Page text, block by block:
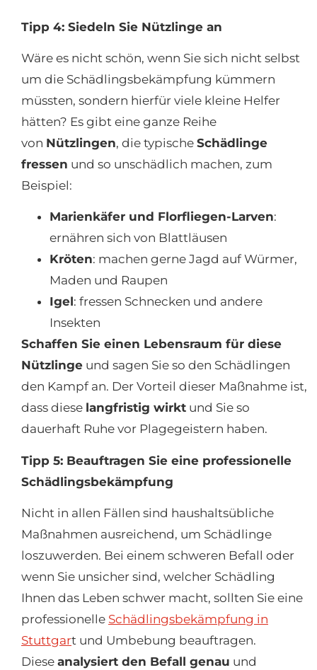
Tipp 4: Siedeln Sie Nützlinge an
Wäre es nicht schön, wenn Sie sich nicht selbst
um die Schädlingsbekämpfung kümmern
müssten, sondern hierfür viele kleine Helfer
hätten? Es gibt eine ganze Reihe
von Nützlingen, die typische Schädlinge
fressen und so unschädlich machen, zum
Beispiel:
Marienkäfer und Florfliegen-Larven:
ernähren sich von Blattläusen
Kröten: machen gerne Jagd auf Würmer,
Maden und Raupen
Igel: fressen Schnecken und andere
Insekten
Schaffen Sie einen Lebensraum für diese
Nützlinge und sagen Sie so den Schädlingen
den Kampf an. Der Vorteil dieser Maßnahme ist,
dass diese langfristig wirkt und Sie so
dauerhaft Ruhe vor Plagegeistern haben.
Tipp 5: Beauftragen Sie eine professionelle
Schädlingsbekämpfung
Nicht in allen Fällen sind haushaltsübliche
Maßnahmen ausreichend, um Schädlinge
loszuwerden. Bei einem schweren Befall oder
wenn Sie unsicher sind, welcher Schädling
Ihnen das Leben schwer macht, sollten Sie eine
professionelle Schädlingsbekämpfung in
Stuttgart und Umbebung beauftragen.
Diese analysiert den Befall genau und